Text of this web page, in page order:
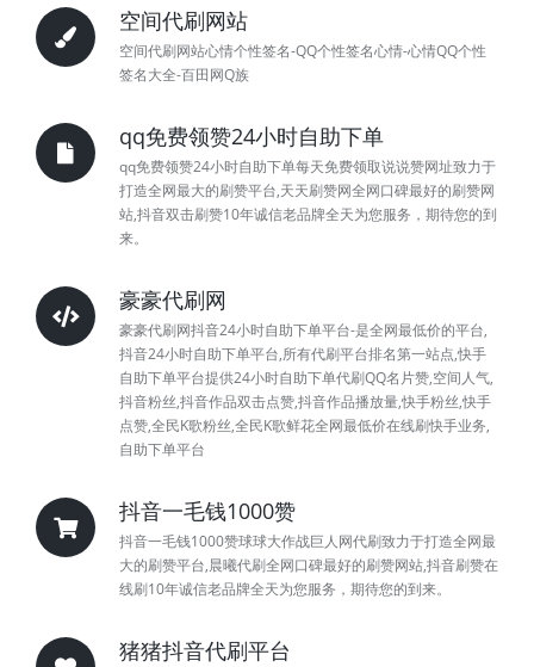
空间代刷网站
空间代刷网站心情个性签名-QQ个性签名心情-心情QQ个性
签名大全-百田网Q族
qq免费领赞24小时自助下单
qq免费领赞24小时自助下单每天免费领取说说赞网址致力于
打造全网最大的刷赞平台,天天刷赞网全网口碑最好的刷赞网
站,抖音双击刷赞10年诚信老品牌全天为您服务，期待您的到
来。
豪豪代刷网
豪豪代刷网抖音24小时自助下单平台-是全网最低价的平台,
抖音24小时自助下单平台,所有代刷平台排名第一站点,快手
自助下单平台提供24小时自助下单代刷QQ名片赞,空间人气,
抖音粉丝,抖音作品双击点赞,抖音作品播放量,快手粉丝,快手
点赞,全民K歌粉丝,全民K歌鲜花全网最低价在线刷快手业务,
自助下单平台
抖音一毛钱1000赞
抖音一毛钱1000赞球球大作战巨人网代刷致力于打造全网最
大的刷赞平台,晨曦代刷全网口碑最好的刷赞网站,抖音刷赞在
线刷10年诚信老品牌全天为您服务，期待您的到来。
猪猪抖音代刷平台